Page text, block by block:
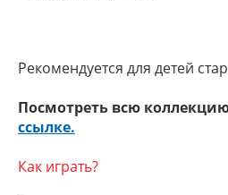
Рекомендуется для детей
Посмотреть всю
ссылке.
Как играть?